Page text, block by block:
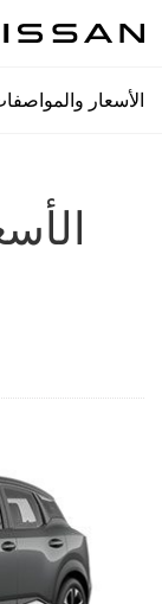
إلى
الرئيسي
الأسعار